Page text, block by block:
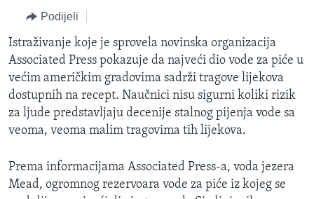
navigaciju
Idi
na
pretragu
VIJESTI
SJEDINJENE AMERIČKE DRŽAVE
BOSNA I HERCEGOVINA
SVIJET
NAUKA I TEHNOLOGIJA
SPECIJALNI PROJEKTI
KORUPCIJA
SLOBODA MEDIJA
IZBJEGLIČKA STRANA
MAGAZIN
Podijeli
Istraživanje koje je sprovela novinska organizacija
Associated Press pokazuje da najveći dio vode za piće u
većim američkim gradovima sadrži tragove lijekova
dostupnih na recept. Naučnici nisu sigurni koliki rizik
za ljude predstavljaju decenije stalnog pijenja vode sa
veoma, veoma malim tragovima tih lijekova.
Prema informacijama Associated Press-a, voda jezera
Mead, ogromnog rezervoara vode za piće iz kojeg se